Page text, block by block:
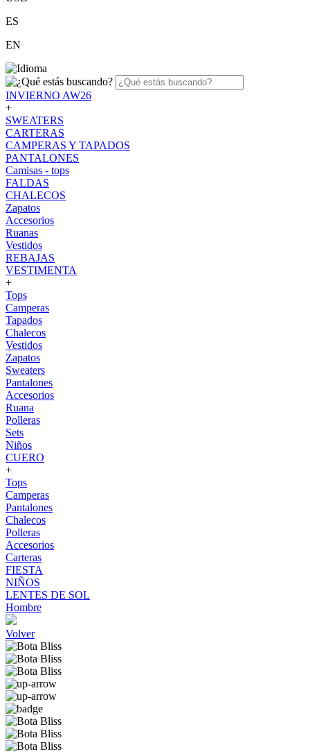
ES
EN
INVIERNO AW26
+
SWEATERS
CARTERAS
CAMPERAS Y TAPADOS
PANTALONES
Camisas - tops
FALDAS
CHALECOS
Zapatos
Accesorios
Ruanas
Vestidos
REBAJAS
VESTIMENTA
+
Tops
Camperas
Tapados
Chalecos
Vestidos
Zapatos
Sweaters
Pantalones
Accesorios
Ruana
Polleras
Sets
Niños
CUERO
+
Tops
Camperas
Pantalones
Chalecos
Polleras
Accesorios
Carteras
FIESTA
NIÑOS
LENTES DE SOL
Hombre
Volver